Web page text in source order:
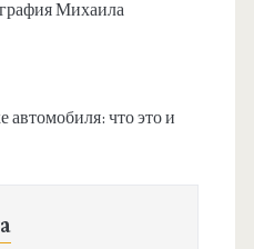
Михаила
автомобиля: что это и